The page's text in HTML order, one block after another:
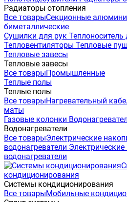
Радиаторы отопления
Все товарыСекционные
биметаллические
Сушилки для рук Теплоноситель
Тепловентиляторы Тепловые
Тепловые завесы
Тепловые завесы
Все товарыПромышленные
Теплые полы
Теплые полы
Все товарыНагревательный
маты
Газовые колонки
Водонагреватели
Все товарыЭлектрические
водонагреватели
водонагреватели
кондиционирования
Системы кондиционирования
Все товарыМобильные